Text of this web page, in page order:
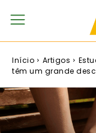
Início Artigos
têm um grande